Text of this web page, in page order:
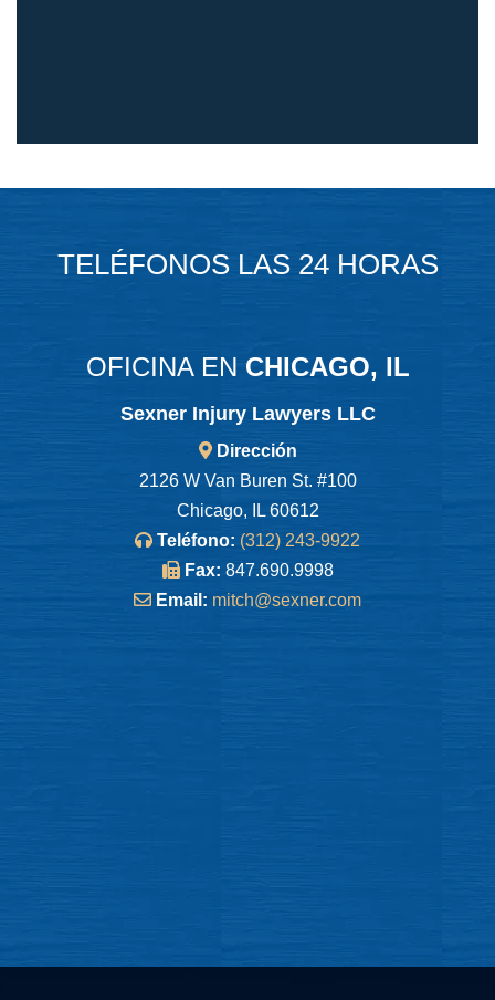
TELÉFONOS LAS 24 HORAS
OFICINA EN CHICAGO, IL
Sexner Injury Lawyers LLC
Dirección
2126 W Van Buren St. #100
Chicago, IL 60612
Teléfono: (312) 243-9922
Fax: 847.690.9998
Email: mitch@sexner.com